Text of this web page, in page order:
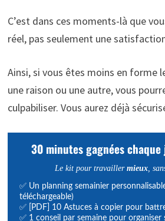
C’est dans ces moments-là que
réel, pas seulement une
Ainsi, si vous êtes moins en forme
une raison ou une autre, vous
culpabiliser. Vous aurez déjà